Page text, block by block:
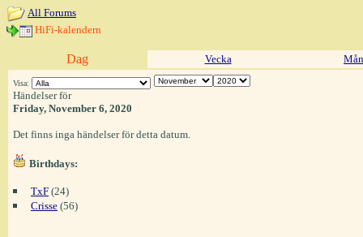
All Forums
HiFi-kalendern
Dag Vecka
Visa:
Händelser för
Friday, November 6, 2020
Det finns inga händelser för detta datum.
Birthdays:
TxF (24)
Crisse (56)